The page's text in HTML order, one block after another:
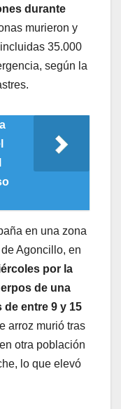
durante
murieron y
35.000
según la
en una zona
Agoncillo, en
por la
de una
de entre 9 y 15
arroz murió tras
otra población
lo que elevó